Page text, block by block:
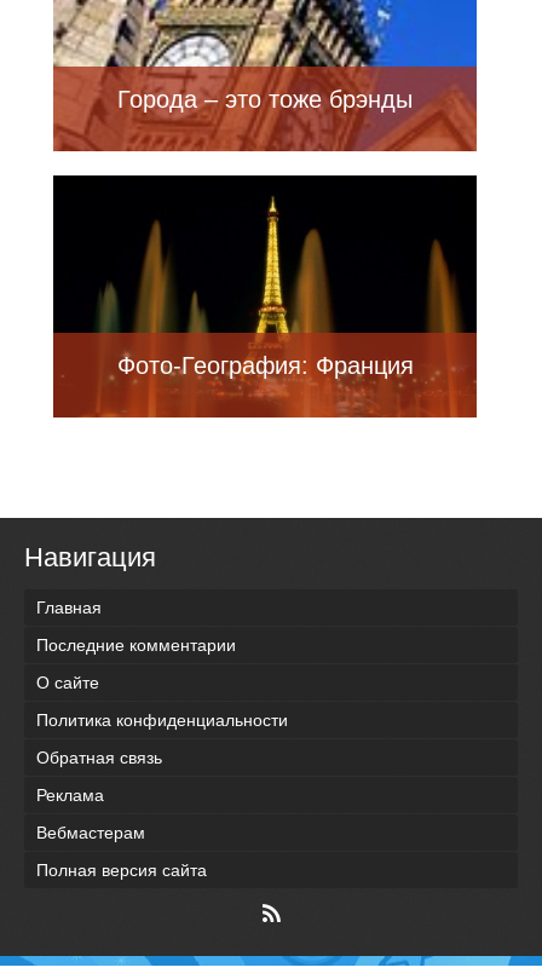
Города – это тоже брэнды
Фото-География: Франция
Навигация
Главная
Последние комментарии
О сайте
Политика конфиденциальности
Обратная связь
Реклама
Вебмастерам
Полная версия сайта